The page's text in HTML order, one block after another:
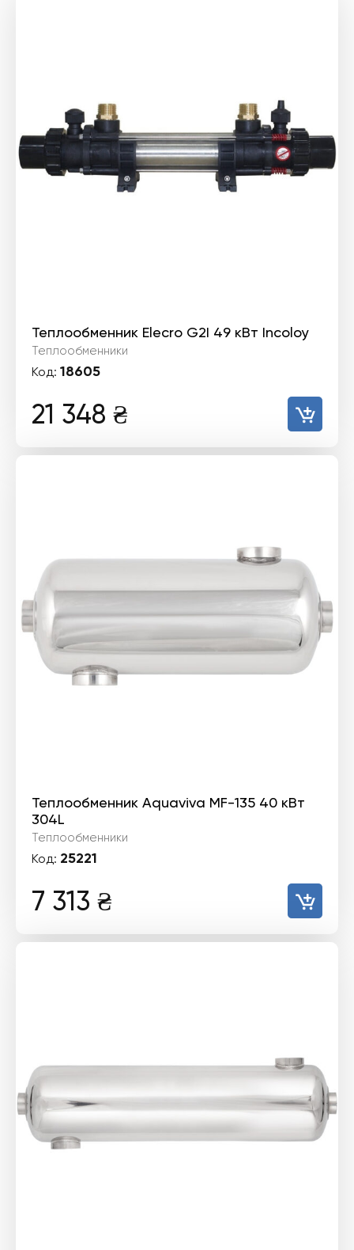
Теплообменник Elecro G2I 49 кВт Incoloy
Теплообменники
Код: 18605
21 348 ₴
Теплообменник Aquaviva MF-135 40 кВт
304L
Теплообменники
Код: 25221
7 313 ₴